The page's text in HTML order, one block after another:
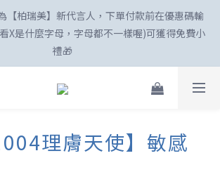
」氣外露！SKIN1004最高77折
【柏瑞美】新代言人，下單付款前在優惠碼輸
X是什麼字母，字母都不一樣喔)可獲得免費小
禮🎁
」氣外露！SKIN1004最高77折
理膚天使】敏感